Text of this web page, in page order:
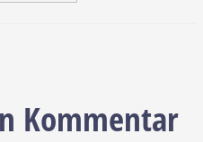
Kommentar